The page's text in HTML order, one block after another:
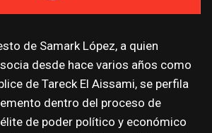
de Samark López, a quien
desde hace varios años como
de Tareck El Aissami, se perfila
dentro del proceso de
de poder político y económico